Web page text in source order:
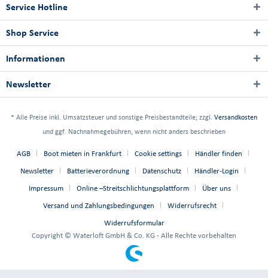
Service Hotline
Shop Service
Informationen
Newsletter
* Alle Preise inkl. Umsatzsteuer und sonstige Preisbestandteile; zzgl. Versandkosten
und ggf. Nachnahmegebühren, wenn nicht anders beschrieben
AGB Boot mieten in Frankfurt Cookie settings Händler finden
Newsletter Batterieverordnung Datenschutz Händler-Login
Impressum Online –Streitschlichtungsplattform Über uns
Versand und Zahlungsbedingungen Widerrufsrecht
Widerrufsformular
Copyright © Waterloft GmbH & Co. KG - Alle Rechte vorbehalten